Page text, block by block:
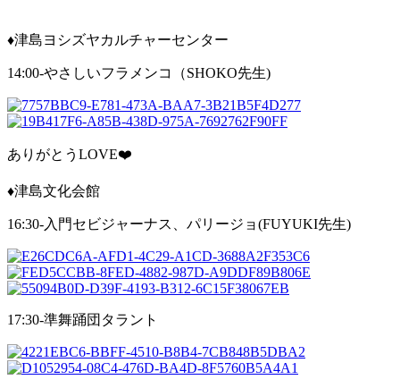
♦️津島ヨシズヤカルチャーセンター
14:00-やさしいフラメンコ（SHOKO先生)
ありがとうLOVE❤️
♦️津島文化会館
16:30-入門セビジャーナス、パリージョ(FUYUKI先生)
17:30-準舞踊団タラント